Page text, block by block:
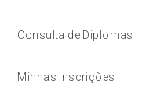
Consulta de Diplomas
Minhas Inscrições